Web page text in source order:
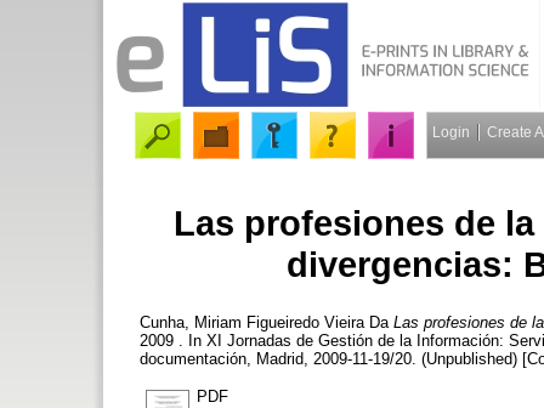
Login Create
Las profesiones de
divergencias:
Cunha, Miriam Figueiredo Vieira Da Las profesiones de
2009 . In XI Jornadas de Gestión de la Información:
documentación, Madrid, 2009-11-19/20. (Unpublished)
PDF